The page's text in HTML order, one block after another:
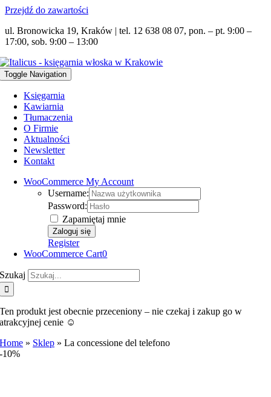
Przejdź do zawartości
ul. Bronowicka 19, Kraków | tel. 12 638 08 07, pon. – pt. 9:00 –
17:00, sob. 9:00 – 13:00
Toggle Navigation
Księgarnia
Kawiarnia
Tłumaczenia
O Firmie
Aktualności
Newsletter
Kontakt
WooCommerce My Account
Username:
Password:
Zapamiętaj mnie
Register
WooCommerce Cart0
Szukaj
Ten produkt jest obecnie przeceniony – nie czekaj i zakup go w
atrakcyjnej cenie ☺️
Home » Sklep »La concessione del telefono
-10%